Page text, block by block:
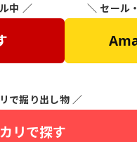
中 ／ ＼ セール
で掘り出し物 ／
リで探す